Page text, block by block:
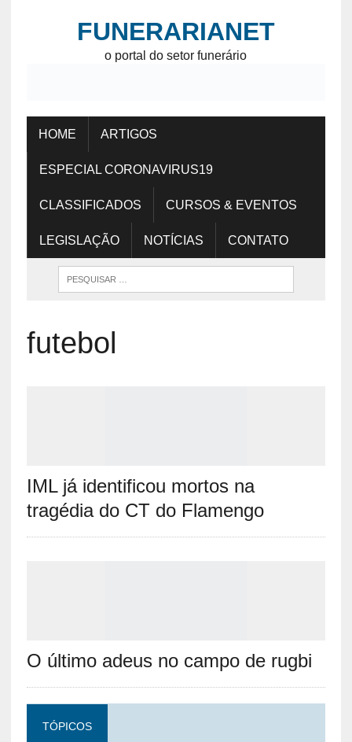
FUNERARIANET
o portal do setor funerário
HOME ARTIGOS
ESPECIAL CORONAVIRUS19
CLASSIFICADOS CURSOS & EVENTOS
LEGISLAÇÃO NOTÍCIAS CONTATO
futebol
IML já identificou mortos na
tragédia do CT do Flamengo
O último adeus no campo de rugbi
TÓPICOS